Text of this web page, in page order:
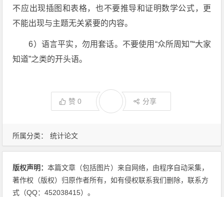
不应出现插图和表格，也不要推导和证明数学公式，更
不能出现与主题无关紧要的内容。
6）语言平实，勿用套话。不要使用“众所周知”“大家
知道”之类的开头语。
赞0 分享
所属分类： 统计论文
版权声明：本篇文章（包括图片）来自网络，由程序自动采集，
著作权（版权）归原作者所有，如有侵权联系我们删除，联系方
式（QQ：452038415）。